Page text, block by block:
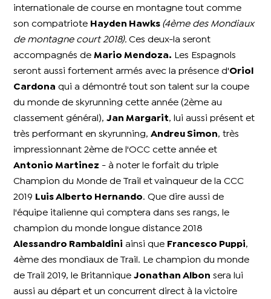
internationale de course en montagne tout comme
son compatriote Hayden Hawks (4ème des Mondiaux
de montagne court 2018).Ces deux-la seront
accompagnés deMario Mendoza.
Les Espagnols
seront aussi fortement armés avec la présence d'Oriol
Cardona qui a démontré tout son talent sur la coupe
du monde de skyrunning cette année (2ème au
classement général),Jan Margarit, lui aussi présent et
très performant en skyrunning,Andreu Simon, très
impressionnant 2ème de l'OCC cette année et
Antonio Martinez - à noter le forfait du triple
Champion du Monde de Trail et vainqueur de la CCC
2019
Luis Alberto Hernando.Que dire aussi de
l'équipe italienne qui comptera dans ses rangs, le
champion du monde longue distance 2018
Alessandro Rambaldini ainsi que Francesco Puppi,
4ème des mondiaux de Trail. Le champion du monde
de Trail 2019, le BritanniqueJonathan Albon sera lui
aussi au départ et un concurrent direct à la victoire